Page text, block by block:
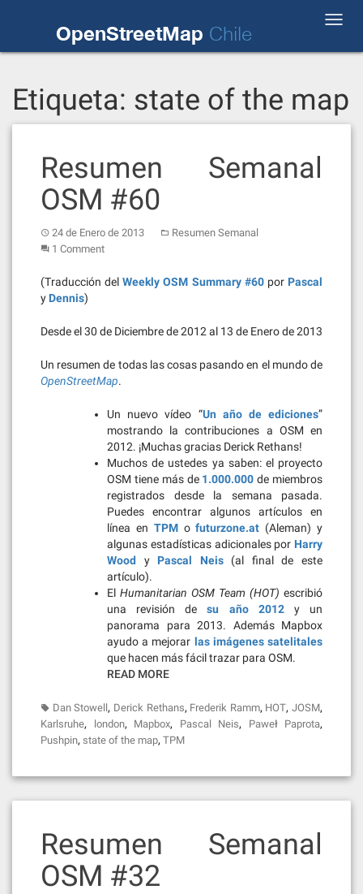
OpenStreetMap Chile
Etiqueta: state of the map
Resumen Semanal
OSM #60
24 de Enero de 2013
Resumen Semanal
1 Comment
(Traducción delWeekly OSM Summary #60por Pascal
y Dennis)
Desde el 30 de Diciembre de 2012 al 13 de Enero de 2013
Un resumen de todas las cosas pasando en el mundo de
OpenStreetMap.
Un nuevo vídeo “Un año de ediciones”
mostrando la contribuciones a OSM en
2012. ¡Muchas gracias Derick Rethans!
Muchos de ustedes ya saben: el proyecto
OSM tiene más de 1.000.000 de miembros
registrados desde la semana pasada.
Puedes encontrar algunos artículos en
línea en TPMofuturzone.at (Aleman) y
algunas estadísticas adicionales por Harry
Wood y Pascal Neis(al final de este
artículo).
El Humanitarian OSM Team (HOT) escribió
una revisión desu año 2012y un
panorama para 2013. Además Mapbox
ayudo a mejorar las imágenes satelitales
que hacen más fácil trazar para OSM.
READ MORE
Dan Stowell, Derick Rethans, Frederik Ramm, HOT, JOSM,
Karlsruhe, london, Mapbox, Pascal Neis, Paweł Paprota,
Pushpin, state of the map, TPM
Resumen Semanal
OSM #32